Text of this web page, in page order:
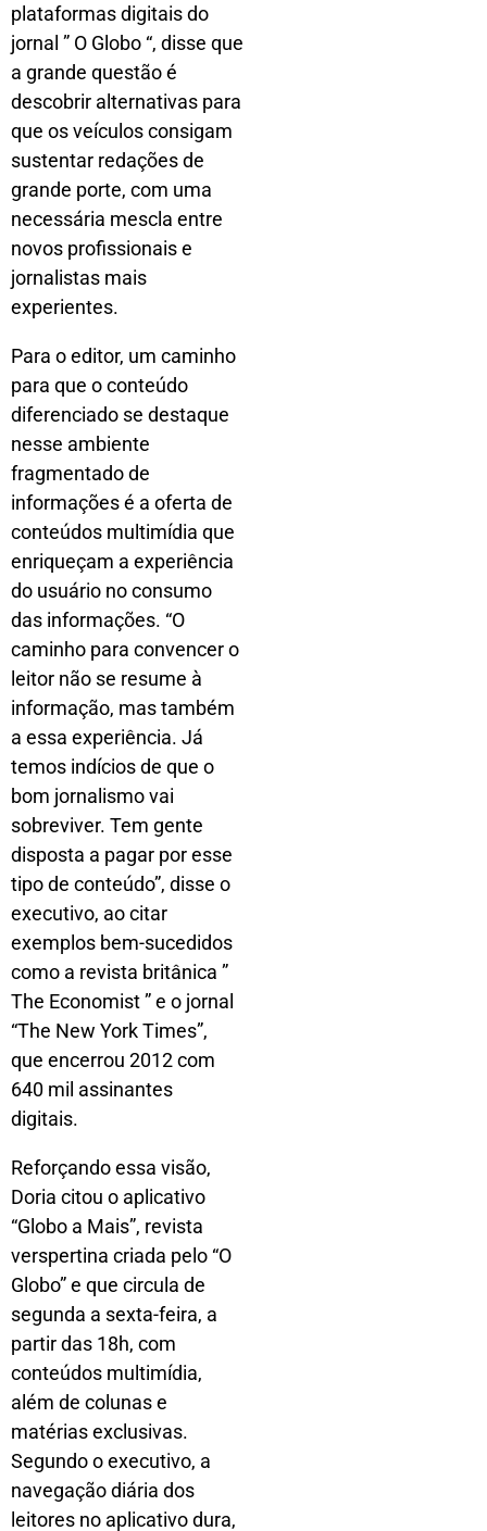
plataformas digitais do
jornal ” O Globo “, disse que
a grande questão é
descobrir alternativas para
que os veículos consigam
sustentar redações de
grande porte, com uma
necessária mescla entre
novos profissionais e
jornalistas mais
experientes.
Para o editor, um caminho
para que o conteúdo
diferenciado se destaque
nesse ambiente
fragmentado de
informações é a oferta de
conteúdos multimídia que
enriqueçam a experiência
do usuário no consumo
das informações. “O
caminho para convencer o
leitor não se resume à
informação, mas também
a essa experiência. Já
temos indícios de que o
bom jornalismo vai
sobreviver. Tem gente
disposta a pagar por esse
tipo de conteúdo”, disse o
executivo, ao citar
exemplos bem-sucedidos
como a revista britânica ”
The Economist ” e o jornal
“The New York Times”,
que encerrou 2012 com
640 mil assinantes
digitais.
Reforçando essa visão,
Doria citou o aplicativo
“Globo a Mais”, revista
verspertina criada pelo “O
Globo” e que circula de
segunda a sexta-feira, a
partir das 18h, com
conteúdos multimídia,
além de colunas e
matérias exclusivas.
Segundo o executivo, a
navegação diária dos
leitores no aplicativo dura,